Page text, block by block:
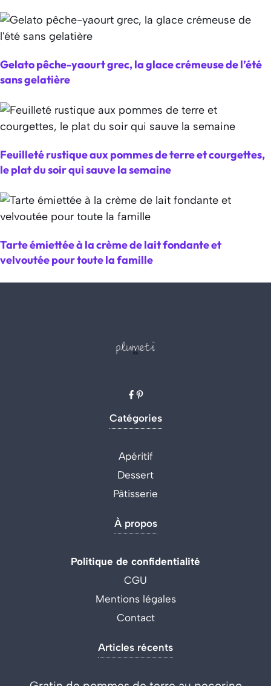
Gelato pêche-yaourt grec, la glace crémeuse de l’été
sans gelatière
Feuilleté rustique aux pommes de terre et courgettes,
le plat du soir qui sauve la semaine
Tarte émiettée à la crème de lait fondante et
velvoutée pour toute la famille
Catégories
Apéritif
Dessert
Pâtisserie
À propos
Politique de confidentialité
CGU
Mentions légales
Contact
Articles récents